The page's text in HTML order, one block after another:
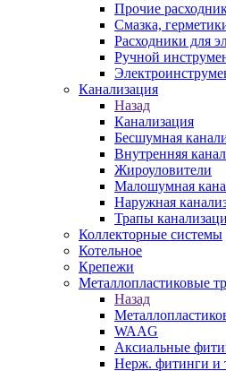
Прочие
Смазка,
Расходники для
Ручной
Канализация
Назад
Канализация
Бесшумная
Внутренняя
Жироуловители
Малошумная
Наружная
Трапы
Коллекторные системы
Котельное
Крепежи
Металлопластиковые
Назад
WAAG
Аксиальные
Нерж. фитинги и